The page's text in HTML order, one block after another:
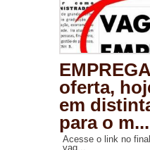
oferta,
em
para o m...
Acesse o link no
vag...